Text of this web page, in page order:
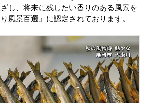
し、将来に残したい香りのある風景を
風景百選』に認定されております。